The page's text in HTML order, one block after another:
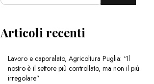
Articoli recenti
Lavoro e caporalato, Agricoltura Puglia: “Il
nostro è il settore più controllato, ma non il più
irregolare”